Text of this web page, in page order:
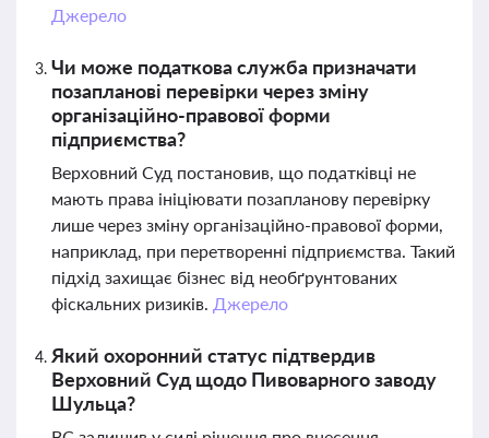
Джерело
Чи може податкова служба призначати
позапланові перевірки через зміну
організаційно-правової форми
підприємства?
Верховний Суд постановив, що податківці не
мають права ініціювати позапланову перевірку
лише через зміну організаційно-правової форми,
наприклад, при перетворенні підприємства. Такий
підхід захищає бізнес від необґрунтованих
фіскальних ризиків. Джерело
Який охоронний статус підтвердив
Верховний Суд щодо Пивоварного заводу
Шульца?